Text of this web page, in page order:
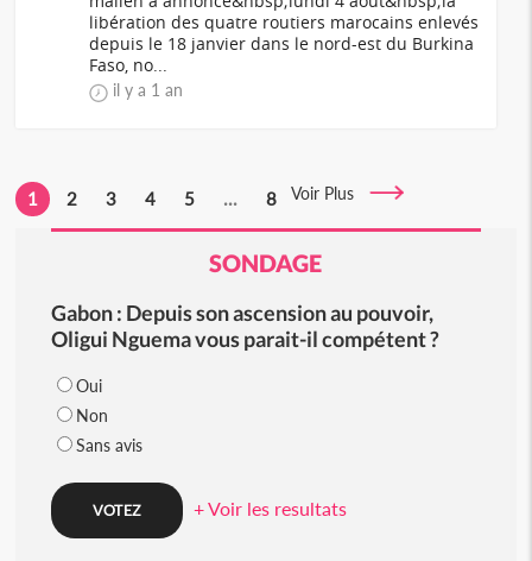
libération des quatre routiers marocains enlevés
depuis le 18 janvier dans le nord-est du Burkina
Faso, no...
il y a 1 an
1 2 3 4 5 ... 8 Voir Plus
SONDAGE
Gabon : Depuis son ascension au pouvoir,
Oligui Nguema vous parait-il compétent ?
Oui
Non
Sans avis
+ Voir les resultats